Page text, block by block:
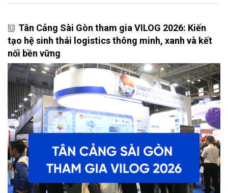
Tân Cảng Sài Gòn tham gia VILOG 2026: Kiến
tạo hệ sinh thái logistics thông minh, xanh và kết
nối bền vững